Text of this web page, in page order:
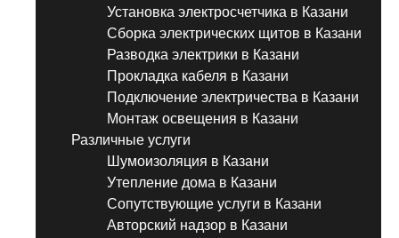
Установка электросчетчика в Казани
Сборка электрических щитов в Казани
Разводка электрики в Казани
Прокладка кабеля в Казани
Подключение электричества в Казани
Монтаж освещения в Казани
Различные услуги
Шумоизоляция в Казани
Утепление дома в Казани
Сопутствующие услуги в Казани
Авторский надзор в Казани